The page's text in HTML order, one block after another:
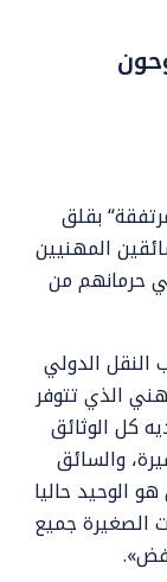
بقلق
المهنيين
حرمانهم من
النقل الدولي
الذي تتوفر
كل الوثائق
والسائق
للشاحنات الكبيرة 40 طن هو الوحيد حاليا
الصغيرة جميع